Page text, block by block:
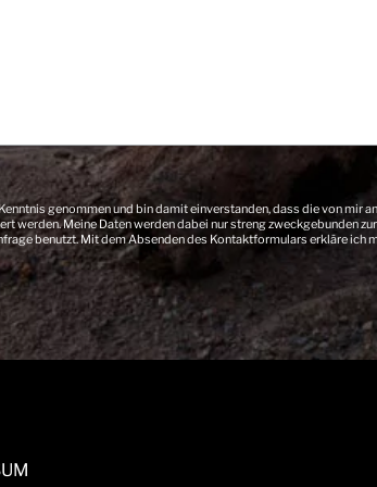
genommen und bin damit einverstanden, dass die von mir
werden. Meine Daten werden dabei nur streng zweckgebunden zur
benutzt. Mit dem Absenden des Kontaktformulars erkläre ich